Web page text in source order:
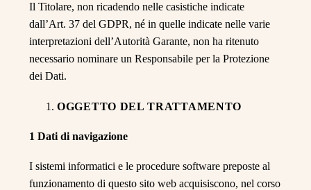
Il Titolare, non ricadendo nelle casistiche indicate
dall’Art. 37 del GDPR, né in quelle indicate nelle varie
interpretazioni dell’Autorità Garante, non ha ritenuto
necessario nominare un Responsabile per la Protezione
dei Dati.
OGGETTO DEL TRATTAMENTO
1 Dati di navigazione
I sistemi informatici e le procedure software preposte al
funzionamento di questo sito web acquisiscono, nel corso